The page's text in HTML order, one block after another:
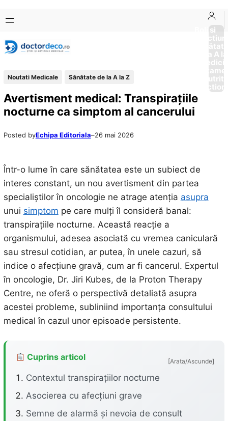
conținut
content
Boli si
Afectiuni
Sănătate
de la A
Noutati Medicale Sănătate de la A la Z
Avertisment medical: Transpirațiile
nocturne ca simptom al cancerului
Posted byEchipa Editoriala–26 mai 2026
Într-o lume în care sănătatea este un subiect de
interes constant, un nou avertisment din partea
specialiștilor în oncologie ne atrage atenția asupra
unui simptom pe care mulți îl consideră banal:
transpirațiile nocturne. Această reacție a
organismului, adesea asociată cu vremea caniculară
sau stresul cotidian, ar putea, în unele cazuri, să
indice o afecțiune gravă, cum ar fi cancerul. Expertul
în oncologie, Dr. Jiri Kubes, de la Proton Therapy
Centre, ne oferă o perspectivă detaliată asupra
acestei probleme, subliniind importanța consultului
medical în cazul unor episoade persistente.
Cuprins articol [Arata/Ascunde]
Contextul transpirațiilor nocturne
Asocierea cu afecțiuni grave
Semne de alarmă și nevoia de consult